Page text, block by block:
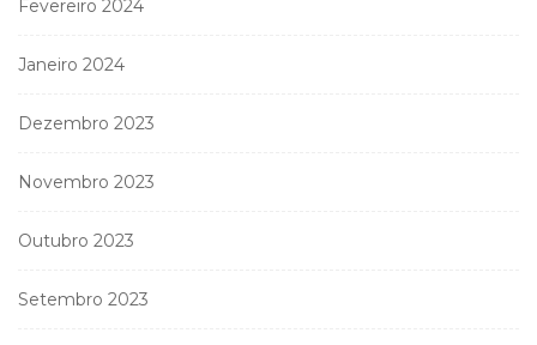
Fevereiro 2024
Janeiro 2024
Dezembro 2023
Novembro 2023
Outubro 2023
Setembro 2023